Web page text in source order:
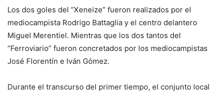
Los dos goles del “Xeneize” fueron realizados por el
mediocampista Rodrigo Battaglia y el centro delantero
Miguel Merentiel. Mientras que los dos tantos del
“Ferroviario” fueron concretados por los mediocampistas
José Florentín e Iván Gómez.
Durante el transcurso del primer tiempo, el conjunto local